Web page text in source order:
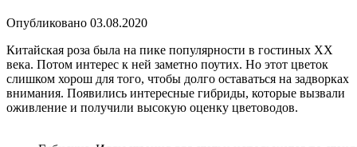
Опубликовано 03.08.2020
Китайская роза была на пике популярности в гостиных XX
века. Потом интерес к ней заметно поутих. Но этот цветок
слишком хорош для того, чтобы долго оставаться на задворках
внимания. Появились интересные гибриды, которые вызвали
оживление и получили высокую оценку цветоводов.